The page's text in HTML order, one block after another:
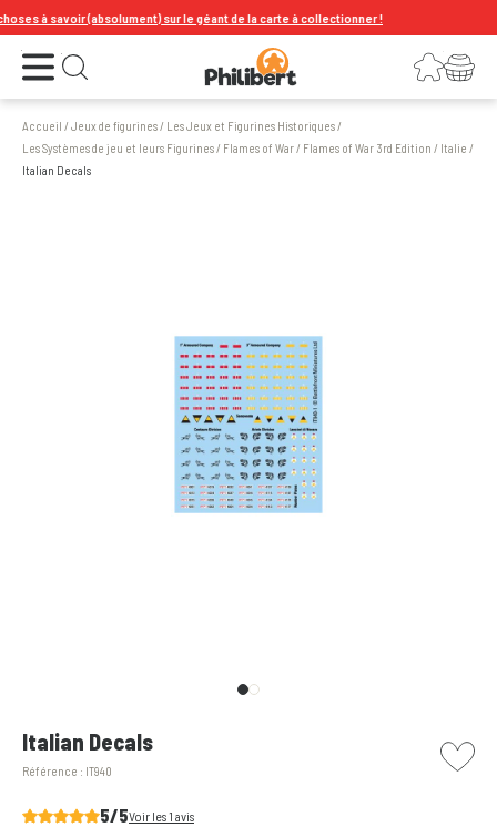
à savoir (absolument) sur le géant de la carte à collectionner !
Ouvrir le menu Ouvrir la recherche Connexion
Votre panier
Accueil /Jeux de figurines/ Les Jeux et Figurines Historiques/
Les Systèmes de jeu et leurs Figurines/ Flames of War/ Flames of War 3rd Edition / Italie /
Italian Decals
Italian Decals
Référence : IT940
picto
5/5Voir les 1 avis